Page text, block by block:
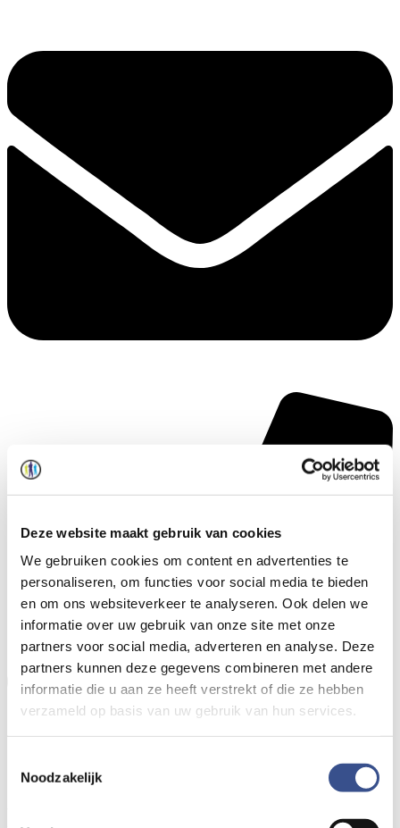
Deze website maakt gebruik van cookies
We gebruiken cookies om content en advertenties te
personaliseren, om functies voor social media te bieden
en om ons websiteverkeer te analyseren. Ook delen we
informatie over uw gebruik van onze site met onze
partners voor social media, adverteren en analyse. Deze
partners kunnen deze gegevens combineren met andere
informatie die u aan ze heeft verstrekt of die ze hebben
verzameld op basis van uw gebruik van hun services.
Noodzakelijk